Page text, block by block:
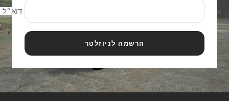
דוא״ל
הרשמה לניוזלטר